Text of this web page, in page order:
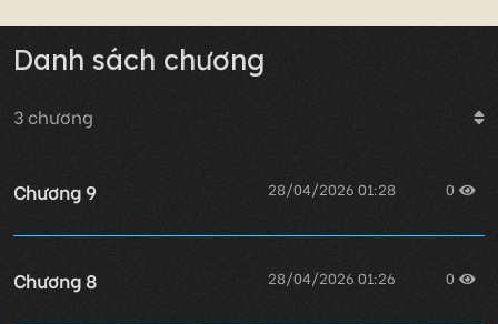
Danh sách chương
3chương
Chương 9 28/04/2026 01:28 0
Chương 8 28/04/2026 01:26 0